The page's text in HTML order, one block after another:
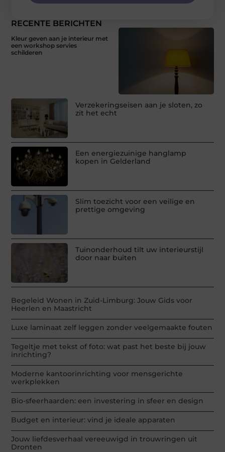
RECENTE BERICHTEN
Kleur geven aan je interieur met
een workshop servies
schilderen
Verzekeringseisen aan je sloten, zo
zit het echt
Een energiezuinige hanglamp
kopen in Gelderland
Slim toezicht voor een veilige en
prettige omgeving
Tuinonderhoud tilt uw interieurstijl
door naar buiten
Begeleid Wonen in Zuid-Limburg: Jouw Gids voor
Heerlen en Maastricht
Luxe laminaat zelf leggen zonder veelgemaakte fouten
Tegeltje met tekst of foto: wat past het beste bij jouw
inrichting?
Moderne kantoorinrichting voor mensgerichte
werkplekken
Bio-sfeerhaarden: een investering in sfeer en design
Budget en interieur: vind je ideale apparaten
Jouw liefdesverhaal vereeuwigd in trouwringen uit
Dronten